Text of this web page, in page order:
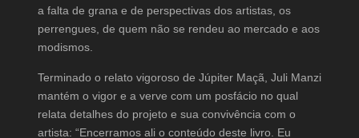
a falta de grana e de perspectivas dos artistas, os
perrengues, de quem não se rendeu ao mercado e aos
modismos.
Terminado o relato vigoroso de Júpiter Maçã, Juli Manzi
mantém o vigor e a verve com um posfácio no qual
relata detalhes do projeto e sua convivência com o
artista: “Encerramos ali o conteúdo deste livro. Eu